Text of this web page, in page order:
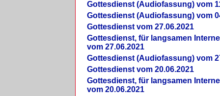
Gottesdienst (Audiofassung) vom
Gottesdienst (Audiofassung) vom
Gottesdienst vom 27.06.2021
Gottesdienst, für langsamen
vom 27.06.2021
Gottesdienst (Audiofassung) vom
Gottesdienst vom 20.06.2021
Gottesdienst, für langsamen
vom 20.06.2021